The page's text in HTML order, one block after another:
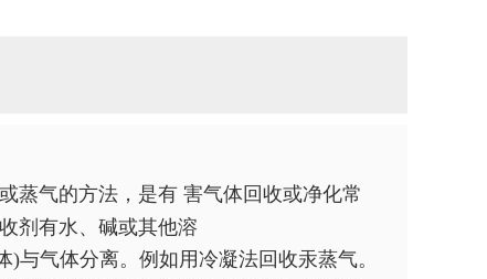
蒸气的方法，是有 害气体回收或净化常
剂有水、碱或其他溶
与气体分离。例如用冷凝法回收汞蒸气。